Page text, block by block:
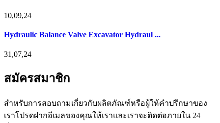
10,09,24
Hydraulic Balance Valve Excavator Hydraul ...
31,07,24
สมัครสมาชิก
สำหรับการสอบถามเกี่ยวกับผลิตภัณฑ์หรือผู้ให้คำปรึกษาของ
เราโปรดฝากอีเมลของคุณให้เราและเราจะติดต่อภายใน 24